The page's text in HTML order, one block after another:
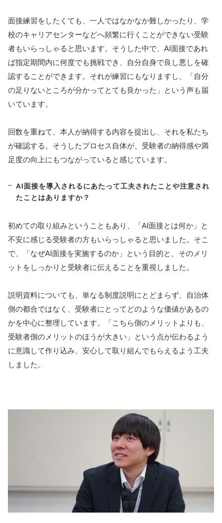
面接練習をしたくても、一人ではなかなか難しかったり、学
校のキャリアセンターなどへ頻繁に行くことができない受験
者もいらっしゃると思います。そうした中で、AI面接であれ
ば指定期間内に何度でも挑戦でき、自分自身で良し悪しを確
認することができます。それが練習にもなりますし、「自分
の足りないところが分かってとても良かった」という声も届
いています。
回数を重ねて、本人が納得する内容を提出し、それを私たち
が確認する。そうしたプロセス自体が、受験者の納得感や満
足度の向上にもつながっていると感じています。
AI面接を導入されるにあたって工夫されたことや注意され
たことはありますか？
初めての取り組みということもあり、「AI面接とは何か」と
不安に感じる受験者の方もいらっしゃると思いました。そこ
で、「なぜAI面接を実施するのか」という目的と、そのメリ
ットをしっかりと受験者に伝えることを重視しました。
説明資料についても、単なる制度説明にとどまらず、自治体
側の都合ではなく、受験者にとってどのような価値があるの
かを中心に整理しています。「こちら側のメリットよりも、
受験者側のメリットのほうが大きい」という点が伝わるよう
に意識して作り込み、安心して取り組んでもらえるよう工夫
しました。